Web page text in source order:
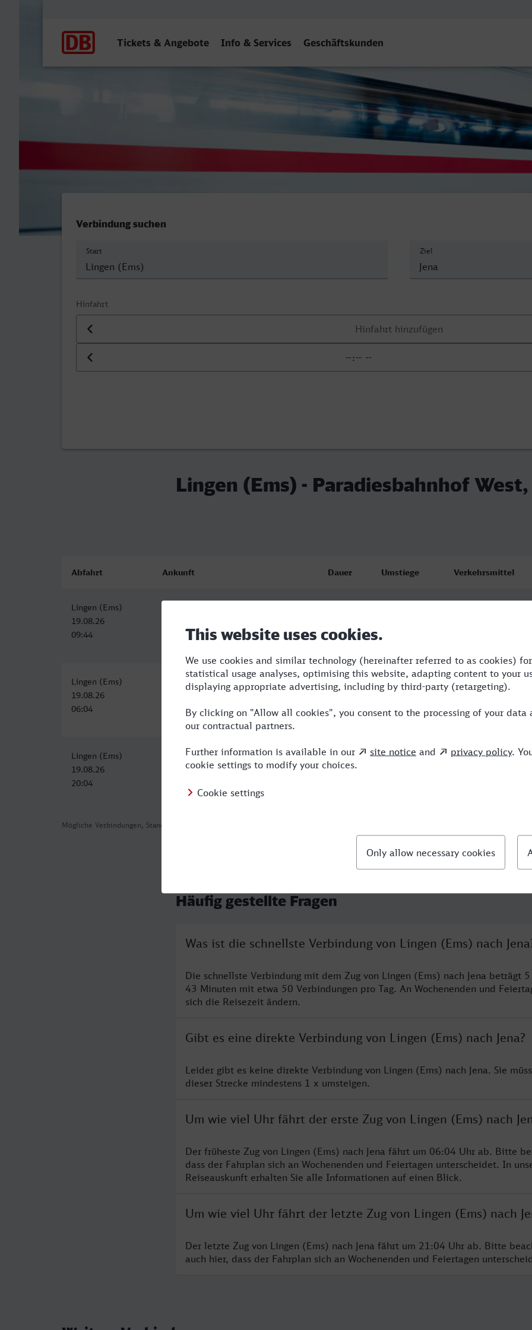
Tickets & Angebote Info & Services Geschäftskunden
Lingen (Ems) - Paradiesbahnhof West, Jena
Verbindung suchen
Start Ziel
Hinfahrt
Datum der Hinfahrt
Uhrzeit der Hinfahrt
Lingen (Ems) - Paradiesbahnhof West,
Mögliche Verbindungen, Stand: 2026-08-05 14:05
Abfahrt Ankunft Dauer Umstiege Verkehrsmittel
Lingen (Ems)
19.08.26
09:44
Lingen (Ems)
19.08.26
06:04
Jena Paradies
ABR,WFB,RE,NX,ICE
Lingen (Ems)
19.08.26
20:04
Jena Paradies
20.08.26
11:00 4 WFB,RE,ICE,EB
Häufig gestellte Fragen
Was ist die schnellste Verbindung von Lingen (Ems) nach
Die schnellste Verbindung mit dem Zug von Lingen (Ems) nach Jena beträgt 5
43 Minuten mit etwa 50 Verbindungen pro Tag. An Wochenenden und
sich die Reisezeit ändern.
Gibt es eine direkte Verbindung von Lingen (Ems) nach Jena?
Leider gibt es keine direkte Verbindung von Lingen (Ems) nach Jena. Sie
dieser Strecke mindestens 1 x umsteigen.
Um wie viel Uhr fährt der erste Zug von Lingen (Ems) nach
Der früheste Zug von Lingen (Ems) nach Jena fährt um 06:04 Uhr ab. Bitte
dass der Fahrplan sich an Wochenenden und Feiertagen unterscheidet. In
Reiseauskunft erhalten Sie alle Informationen auf einen Blick.
Um wie viel Uhr fährt der letzte Zug von Lingen (Ems) nach
Der letzte Zug von Lingen (Ems) nach Jena fährt um 21:04 Uhr ab. Bitte
auch hier, dass der Fahrplan sich an Wochenenden und Feiertagen